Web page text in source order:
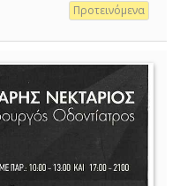
Προτεινόμενα